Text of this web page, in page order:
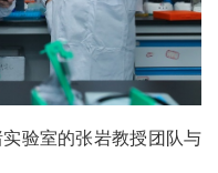
验室的张岩教授团队与